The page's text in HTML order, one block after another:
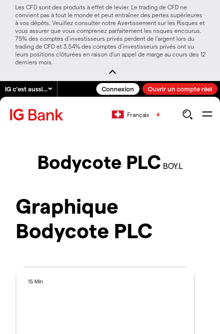
Les CFD sont des produits à effet de levier. Le trading de CFD ne
convient pas à tout le monde et peut entraîner des pertes supérieures
à vos dépôts. Veuillez consulter notre Avertissement sur les Risques et
vous assurer que vous comprenez parfaitement les risques encourus.
75% des comptes d’investisseurs privés perdent de l’argent lors du
trading de CFD et 3.54% des comptes d’investisseurs privés ont vu
leurs positions clôturées en raison d’un appel de marge au cours des 12
derniers mois.
IG c'est aussi… Connexion Ouvrir un compte réel
Français
Bodycote PLC BOY.L
Graphique
Bodycote PLC
15 Min